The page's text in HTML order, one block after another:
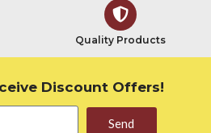
Quality Products
Discount Offers!
Send